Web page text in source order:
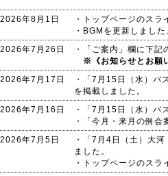
2026年8月1日
・トップページのスラ
・BGMを更新しまし
2026年7月26日
・「ご案内」欄に下
※《お知らせとお願
2026年7月17日
・「7月15日（水）バ
を掲載しました。
2026年7月16日
・「7月15日（水）バ
・「今月・来月の例
2026年7月5日
・「7月4日（土）大
ました。
・トップページのスラ